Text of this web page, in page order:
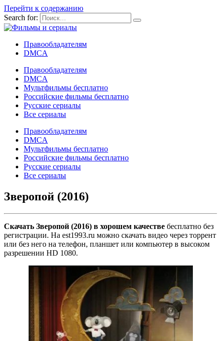
Перейти к содержанию
Search for:
Правообладателям
DMCA
Правообладателям
DMCA
Мультфильмы бесплатно
Российские фильмы бесплатно
Русские сериалы
Все сериалы
Правообладателям
DMCA
Мультфильмы бесплатно
Российские фильмы бесплатно
Русские сериалы
Все сериалы
Зверопой (2016)
Скачать Зверопой (2016) в хорошем качестве бесплатно без
регистрации. На est1993.ru можно скачать видео через торрент
или без него на телефон, планшет или компьютер в высоком
разрешении HD 1080.